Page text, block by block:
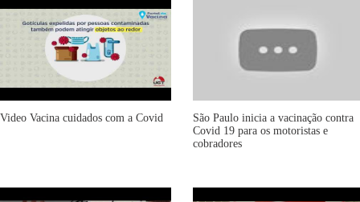
Video Vacina cuidados com a Covid
São Paulo inicia a vacinação contra
Covid 19 para os motoristas e
cobradores